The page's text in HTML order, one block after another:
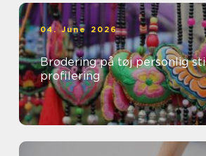
04. June 2026
Brodering på tøj personlig stil og stærk
profilering